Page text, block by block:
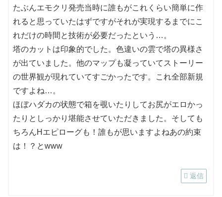
たぶんエモクリ発売当時に誰もがこれくらい簡単に作
れると思っていたはずですがそれが実現するまでにこ
れだけの時間と技術が必要だったという…。
塔のカットは印象的でした。色違いの雲で塔の異様さ
が出ていました。他のマップも凝っていてストーリー
の世界観が現れていてすごかったです。これ全部新規
ですよね…。
ほぼハダカの状態で箱を覗いたりしてお尻がエロかっ
たりとしっかり堪能させていただきました。そしても
ちろんHエピローグも！誰もが思いますよねあの約束
は！？とwww
返信